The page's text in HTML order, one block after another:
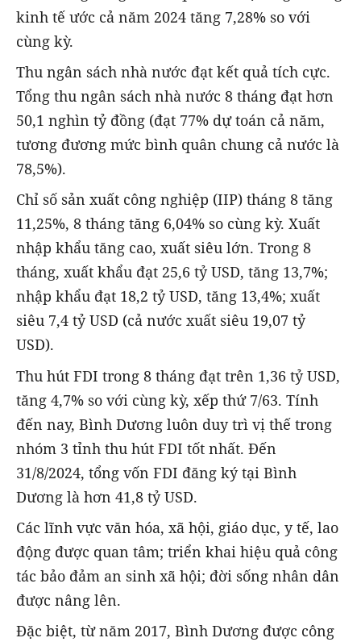
kinh tế ước cả năm 2024 tăng 7,28% so với
cùng kỳ.
Thu ngân sách nhà nước đạt kết quả tích cực.
Tổng thu ngân sách nhà nước 8 tháng đạt hơn
50,1 nghìn tỷ đồng (đạt 77% dự toán cả năm,
tương đương mức bình quân chung cả nước là
78,5%).
Chỉ số sản xuất công nghiệp (IIP) tháng 8 tăng
11,25%, 8 tháng tăng 6,04% so cùng kỳ. Xuất
nhập khẩu tăng cao, xuất siêu lớn. Trong 8
tháng, xuất khẩu đạt 25,6 tỷ USD, tăng 13,7%;
nhập khẩu đạt 18,2 tỷ USD, tăng 13,4%; xuất
siêu 7,4 tỷ USD (cả nước xuất siêu 19,07 tỷ
USD).
Thu hút FDI trong 8 tháng đạt trên 1,36 tỷ USD,
tăng 4,7% so với cùng kỳ, xếp thứ 7/63. Tính
đến nay, Bình Dương luôn duy trì vị thế trong
nhóm 3 tỉnh thu hút FDI tốt nhất. Đến
31/8/2024, tổng vốn FDI đăng ký tại Bình
Dương là hơn 41,8 tỷ USD.
Các lĩnh vực văn hóa, xã hội, giáo dục, y tế, lao
động được quan tâm; triển khai hiệu quả công
tác bảo đảm an sinh xã hội; đời sống nhân dân
được nâng lên.
Đặc biệt, từ năm 2017, Bình Dương được công